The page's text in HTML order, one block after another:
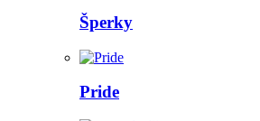
Šperky
Pride